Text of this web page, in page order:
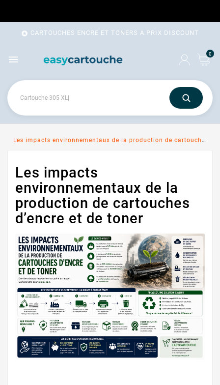
 CARTOUCHES ENCRE ET TONERS A PRIX DISCOUNT
 0
Les impacts environnementaux de la production de cartouches d’encre et de toner
Les impacts
environnementaux de la
production de cartouches
d’encre et de toner